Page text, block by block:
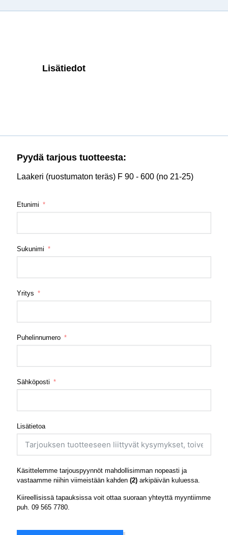
Lisätiedot
Pyydä tarjous tuotteesta:
Laakeri (ruostumaton teräs) F 90 - 600 (no 21-25)
Etunimi
Sukunimi
Yritys
Puhelinnumero
Sähköposti
Lisätietoa
Käsittelemme tarjouspyynnöt mahdollisimman nopeasti ja
vastaamme niihin viimeistään kahden (2) arkipäivän kuluessa.
Kiireellisissä tapauksissa voit ottaa suoraan yhteyttä myyntiimme
puh. 09 565 7780